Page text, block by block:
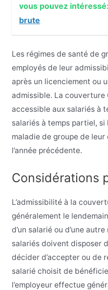
vous pouvez intéressé:
brute
Les régimes de santé de
employés de leur
après un licenciement ou
admissible. La couverture
accessible aux salariés à
salariés à temps partiel, si
maladie de groupe de
l’année précédente.
Considérations
L’admissibilité à la
généralement le
d’un salarié ou d’une
salariés doivent disposer
décider d’accepter ou de
salarié choisit de
l’employeur effectue